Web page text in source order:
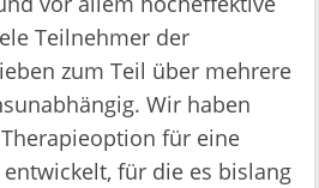
Teilnehmer der
zum Teil über mehrere
Wir haben
für eine
für die es bislang